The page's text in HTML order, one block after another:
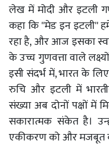
लेख में मोदी और इटली
कहा कि ''मेड इन इटली''
रहा है, और आज इसका
के उच्च गुणवत्ता वाले
इसी संदर्भ में, भारत के
रुचि और इटली में
संख्या अब दोनों पक्षों में
सकारात्मक संकेत है।
एकीकरण को और मजबूत